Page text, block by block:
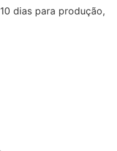
dias para produção,